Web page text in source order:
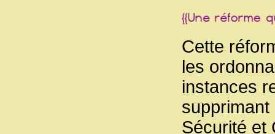
Cette
les
instances
supprimant
Sécurité et